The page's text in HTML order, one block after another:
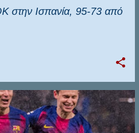
στην Ισπανία, 95-73 από